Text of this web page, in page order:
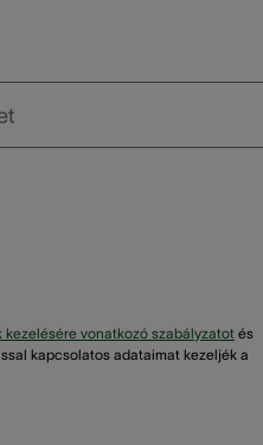
kezelésére vonatkozó szabályzatot és
kapcsolatos adataimat kezeljék a